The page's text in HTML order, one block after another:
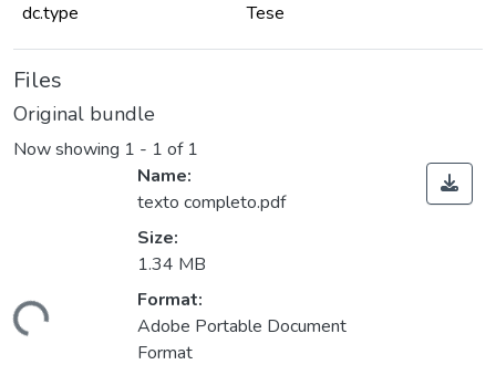
dc.type Tese
Files
Original bundle
Now showing 1 - 1 of 1
Loading...
Name:
texto completo.pdf
Size:
1.34 MB
Format:
Adobe Portable Document
Format